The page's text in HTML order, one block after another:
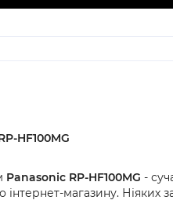
HF100MG
Panasonic RP-HF100MG -
інтернет-магазину. Ніяких